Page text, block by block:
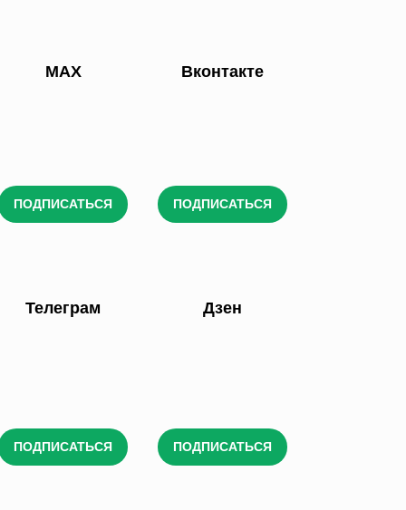
МАХ Вконтакте
Телеграм Дзен
ПОДПИСАТЬСЯ ПОДПИСАТЬСЯ
ПОДПИСАТЬСЯ ПОДПИСАТЬСЯ